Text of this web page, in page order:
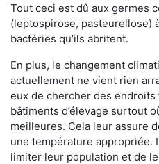
Tout ceci est dû aux germes
(leptospirose, pasteurellose)
bactéries qu’ils abritent.
En plus, le changement
actuellement ne vient rien
eux de chercher des endroits
bâtiments d’élevage surtout
meilleures. Cela leur assure
une température appropriée.
limiter leur population et de